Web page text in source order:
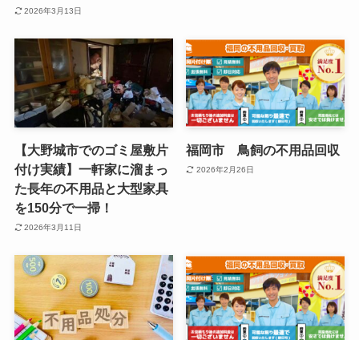
2026年3月13日
【大野城市でのゴミ屋敷片
付け実績】一軒家に溜まっ
た長年の不用品と大型家具
を150分で一掃！
2026年3月11日
福岡市 鳥飼の不用品回収
2026年2月26日